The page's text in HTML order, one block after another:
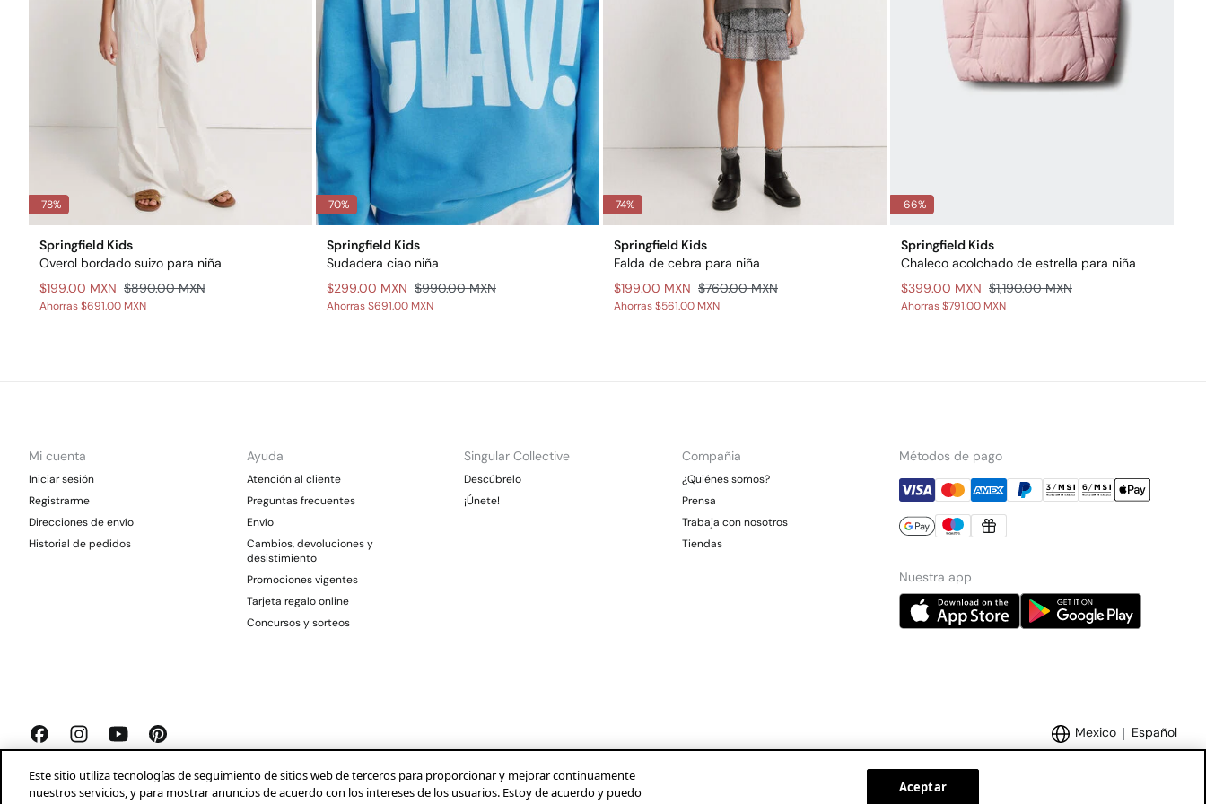
-78%
Springfield Kids
Overol bordado suizo para niña
$199.00 MXN $890.00 MXN
Ahorras$691.00 MXN
-70%
Springfield Kids
Sudadera ciao niña
$299.00 MXN $990.00 MXN
Ahorras$691.00 MXN
-74%
Springfield Kids
Falda de cebra para niña
$199.00 MXN $760.00 MXN
Ahorras$561.00 MXN
-66%
Springfield Kids
Chaleco acolchado de estrella para niña
$399.00 MXN $1,190.00 MXN
Ahorras$791.00 MXN
Mi cuenta
Iniciar sesión
Registrarme
Direcciones de envío
Historial de pedidos
Ayuda
Atención al cliente
Preguntas frecuentes
Envío
Cambios, devoluciones y
desistimiento
Promociones vigentes
Tarjeta regalo online
Concursos y sorteos
Singular Collective
Descúbrelo
¡Únete!
Compañia
¿Quiénes somos?
Prensa
Trabaja con nosotros
Tiendas
Métodos de pago
Nuestra app
Mexico Español
Springfield 2026© Aviso legal Condiciones generales Privacidad Profeco Condusef Marcas Tendam:
Este sitio utiliza tecnologías de seguimiento de sitios web de terceros para proporcionar y mejorar continuamente
nuestros servicios, y para mostrar anuncios de acuerdo con los intereses de los usuarios. Estoy de acuerdo y puedo
Aceptar